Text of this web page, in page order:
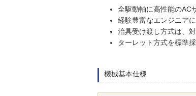
全駆動軸に高性能のAC
経験豊富なエンジニア
治具受け渡し方式は、
ターレット方式を標準
機械基本仕様